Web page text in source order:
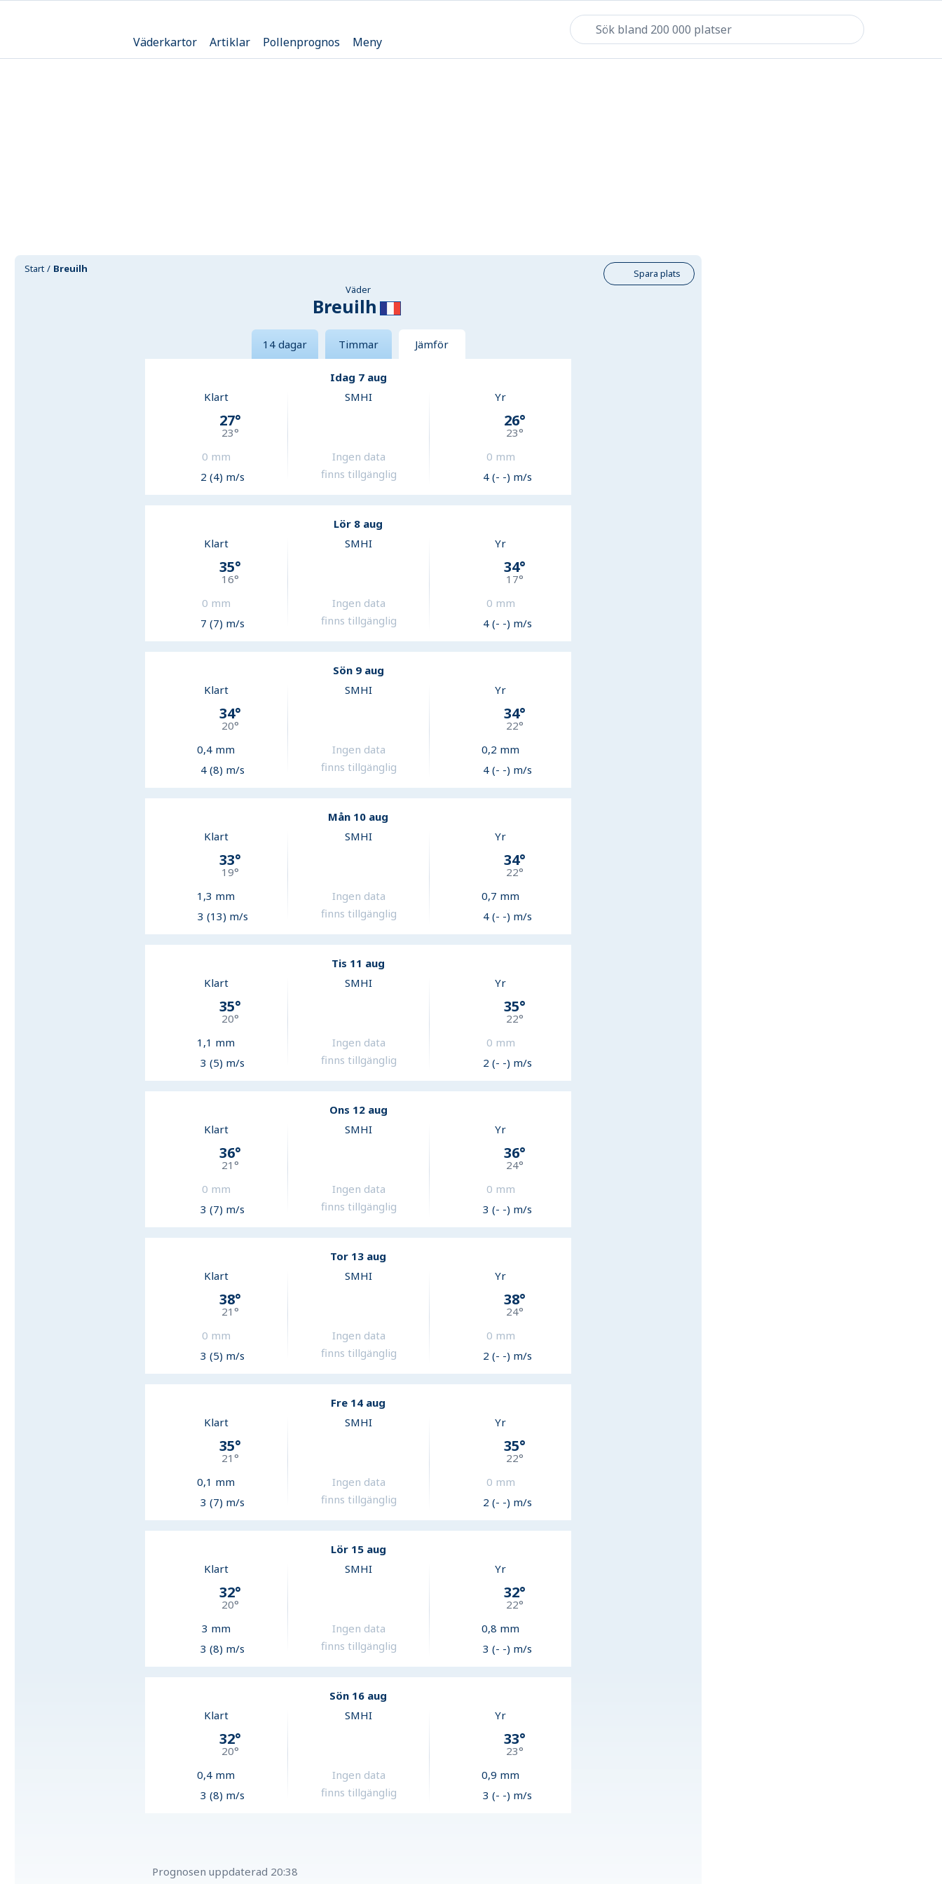
Väderkartor Artiklar Pollenprognos Meny
Start Breuilh
Spara plats
Väder
Breuilh
14 dagar Timmar Jämför
Idag 7 aug
Klart
27°
23°
0 mm
2 (4) m/s
SMHI
Ingen data
finns tillgänglig
Yr
26°
23°
0 mm
4 (- -) m/s
Lör 8 aug
Klart
35°
16°
0 mm
7 (7) m/s
SMHI
Ingen data
finns tillgänglig
Yr
34°
17°
0 mm
4 (- -) m/s
Sön 9 aug
Klart
34°
20°
0,4 mm
4 (8) m/s
SMHI
Ingen data
finns tillgänglig
Yr
34°
22°
0,2 mm
4 (- -) m/s
Mån 10 aug
Klart
33°
19°
1,3 mm
3 (13) m/s
SMHI
Ingen data
finns tillgänglig
Yr
34°
22°
0,7 mm
4 (- -) m/s
Tis 11 aug
Klart
35°
20°
1,1 mm
3 (5) m/s
SMHI
Ingen data
finns tillgänglig
Yr
35°
22°
0 mm
2 (- -) m/s
Ons 12 aug
Klart
36°
21 °
0 mm
3 (7) m/s
SMHI
Ingen data
finns tillgänglig
Yr
36°
24°
0 mm
3 (- -) m/s
Tor 13 aug
Klart
38°
21 °
0 mm
3 (5) m/s
SMHI
Ingen data
finns tillgänglig
Yr
38°
24°
0 mm
2 (- -) m/s
Fre 14 aug
Klart
35°
21 °
0,1 mm
3 (7) m/s
SMHI
Ingen data
finns tillgänglig
Yr
35°
22°
0 mm
2 (- -) m/s
Lör 15 aug
Klart
32°
20°
3 mm
3 (8) m/s
SMHI
Ingen data
finns tillgänglig
Yr
32°
22°
0,8 mm
3 (- -) m/s
Sön 16 aug
Klart
32°
20°
0,4 mm
3 (8) m/s
SMHI
Ingen data
finns tillgänglig
Yr
33°
23°
0,9 mm
3 (- -) m/s
Prognosen uppdaterad 20:38